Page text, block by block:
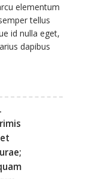
elementum
tellus
id nulla eget,
dapibus